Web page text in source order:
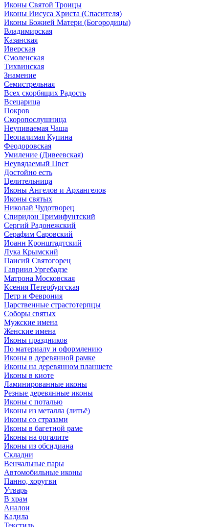
Иконы Святой Троицы
Иконы Иисуса Христа (Спасителя)
Иконы Божией Матери (Богородицы)
Владимирская
Казанская
Иверская
Смоленская
Тихвинская
Знамение
Семистрельная
Всех скорбящих Радость
Всецарица
Покров
Скоропослушница
Неупиваемая Чаша
Неопалимая Купина
Феодоровская
Умиление (Дивеевская)
Неувядаемый Цвет
Достойно есть
Целительница
Иконы Ангелов и Архангелов
Иконы святых
Николай Чудотворец
Спиридон Тримифунтский
Сергий Радонежский
Серафим Саровский
Иоанн Кронштадтский
Лука Крымский
Паисий Святогорец
Гавриил Ургебадзе
Матрона Московская
Ксения Петербургская
Петр и Феврония
Царственные страстотерпцы
Соборы святых
Мужские имена
Женские имена
Иконы праздников
По материалу и оформлению
Иконы в деревянной рамке
Иконы на деревянном планшете
Иконы в киоте
Ламинированные иконы
Резные деревянные иконы
Иконы с поталью
Иконы из металла (литьё)
Иконы со стразами
Иконы в багетной раме
Иконы на оргалите
Иконы из обсидиана
Складни
Венчальные пары
Автомобильные иконы
Панно, хоругви
Утварь
В храм
Аналои
Кадила
Текстиль